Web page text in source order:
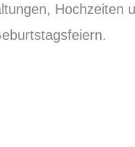
Hochzeiten